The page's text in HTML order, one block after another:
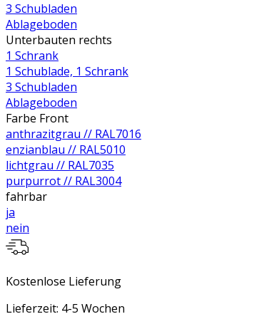
3 Schubladen
Ablageboden
Unterbauten rechts
1 Schrank
1 Schublade, 1 Schrank
3 Schubladen
Ablageboden
Farbe Front
anthrazitgrau // RAL7016
enzianblau // RAL5010
lichtgrau // RAL7035
purpurrot // RAL3004
fahrbar
ja
nein
Kostenlose Lieferung
Lieferzeit: 4-5 Wochen